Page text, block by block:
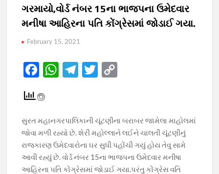
ગરમાયો,વોર્ડ નંબર 15ના ભાજપના ઉમેદવાર
મનીષા આહિરના પતિ કોંગ્રેસમાં જોડાઈ ગયા.
February 15, 2021
F
e
b
o
o
k
W
s
A
p
p
T
gr
a
m
T
er y
Li
n
k
સુરત મહાનગરપાલિકાની ચૂંટણીના બરાબર જામેલા માહોલમાં
જોવા મળી રહ્યો છે. શેરી મહોલ્લાને લઈને ચાલતી ચૂંટણીનું
રાજકારણ ઉમેદવારોના ઘર સુધી પહોંચી ગયું હોય તેવુ સામે
આવી રહ્યું છે. વોર્ડ નંબર 15ના ભાજપના ઉમેદવાર મનીષા
આહિરના પતિ કોંગ્રેસમાં જોડાઈ ગયા.પરંતુ કોંગ્રેસ વતિ